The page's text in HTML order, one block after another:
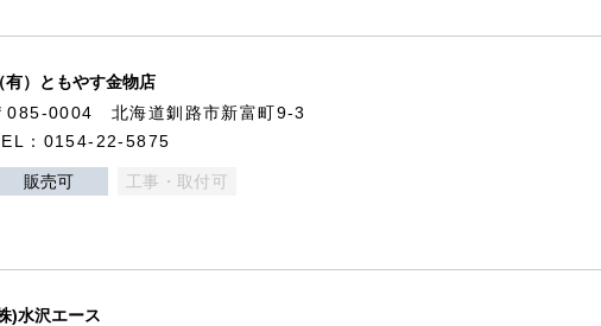
有）ともやす金物店
085-0004 北海道釧路市新富町9-3
：0154-22-5875
販売可 工事・取付可
)水沢エース